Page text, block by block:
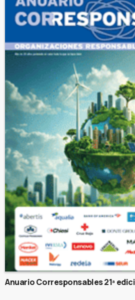
Anuario Corresponsables 21ª